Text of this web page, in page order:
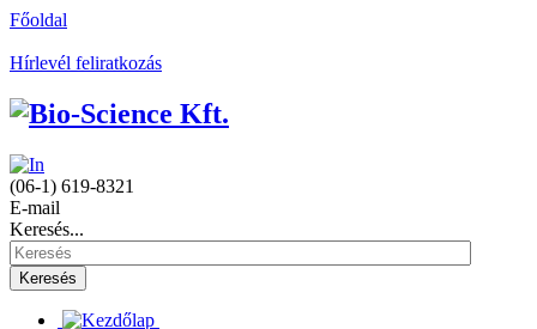
Főoldal
Hírlevél feliratkozás
(06-1) 619-8321
E-mail
Keresés...
Keresés